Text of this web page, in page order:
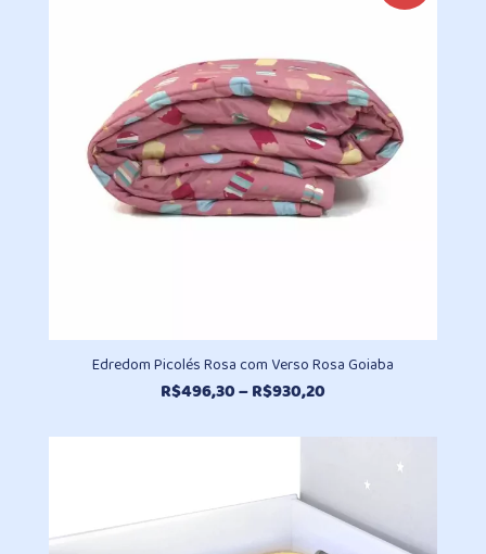
Edredom Picolés Rosa com Verso Rosa Goiaba
R$496,30–R$930,20Faixa
preço:
R$496,30
através
R$930,20